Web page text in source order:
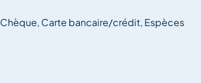
Chèque, Carte bancaire/crédit, Espèces